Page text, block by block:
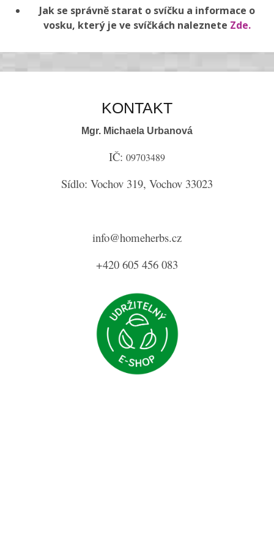
Jak se správně starat o svíčku a informace o
vosku, který je ve svíčkách naleznete Zde.
KONTAKT
Mgr. Michaela Urbanová
IČ: 09703489
Sídlo: Vochov 319, Vochov 33023
info@homeherbs.cz
+420 605 456 083